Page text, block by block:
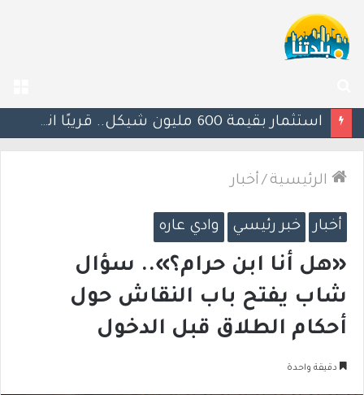
عن
الرئيسية / أخبار
أخبار خبر رئيسي وادي عاره
«هل أنا ابن حرام؟».. سؤال
شاب يفتح باب النقاش حول
أحكام الطلاق قبل الدخول
دقيقة واحدة